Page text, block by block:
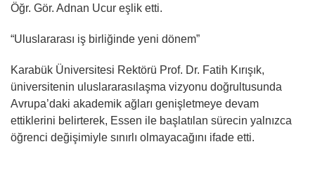
Öğr. Gör. Adnan Ucur eşlik etti.
“Uluslararası iş birliğinde yeni dönem”
Karabük Üniversitesi Rektörü Prof. Dr. Fatih Kırışık,
üniversitenin uluslararasılaşma vizyonu doğrultusunda
Avrupa’daki akademik ağları genişletmeye devam
ettiklerini belirterek, Essen ile başlatılan sürecin yalnızca
öğrenci değişimiyle sınırlı olmayacağını ifade etti.